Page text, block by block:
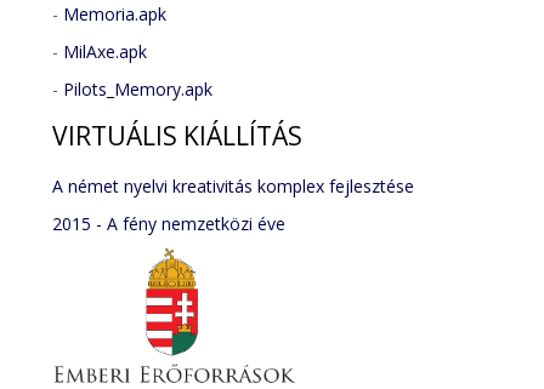
- Memoria.apk
- MilAxe.apk
- Pilots_Memory.apk
VIRTUÁLIS KIÁLLÍTÁS
A német nyelvi kreativitás komplex fejlesztése
2015 - A fény nemzetközi éve